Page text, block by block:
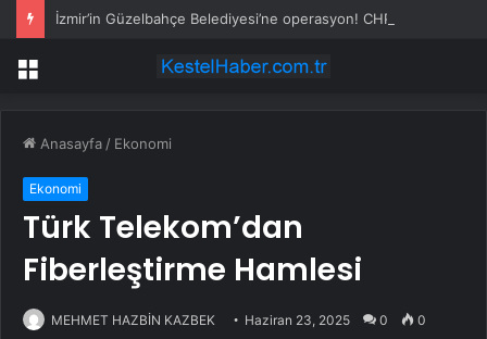
Menü
Anasayfa / Ekonomi
Ekonomi
Türk Telekom’dan
Fiberleştirme Hamlesi
MEHMET HAZBİN KAZBEK Haziran 23, 2025 0 0